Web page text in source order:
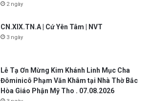
2 ngày
CN.XIX.TN.A | Cứ Yên Tâm | NVT
3 ngày
Lễ Tạ Ơn Mừng Kim Khánh Linh Mục Cha
Đôminicô Phạm Văn Khâm tại Nhà Thờ Bắc
Hòa Giáo Phận Mỹ Tho . 07.08.2026